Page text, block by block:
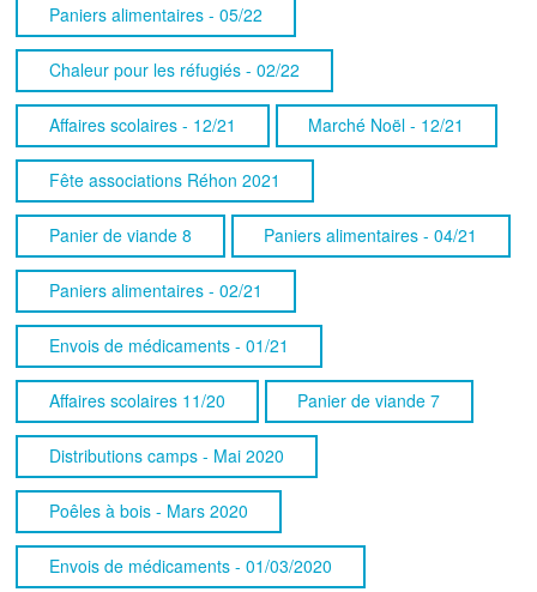
Paniers alimentaires - 05/22
Chaleur pour les réfugiés - 02/22
Affaires scolaires - 12/21 Marché Noël - 12/21
Fête associations Réhon 2021
Panier de viande 8 Paniers alimentaires - 04/21
Paniers alimentaires - 02/21
Envois de médicaments - 01/21
Affaires scolaires 11/20 Panier de viande 7
Distributions camps - Mai 2020
Poêles à bois - Mars 2020
Envois de médicaments - 01/03/2020